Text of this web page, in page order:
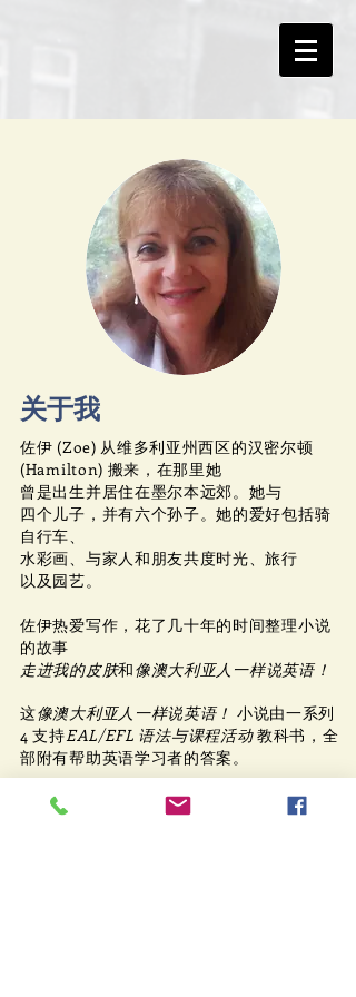
关于我
佐伊 (Zoe) 从维多利亚州西区的汉密尔顿
(Hamilton) 搬来，在那里她
曾是出生并居住在墨尔本远郊。她与
四个儿子， 并有六个孙子。她的爱好包括骑
自行车、
水彩画、与家人和朋友共度时光、旅行
以及园艺。
佐伊热爱写作，花了几十年的时间整理小说
的故事
走进我的皮肤和像澳大利亚人一样说英语！
这像澳大利亚人一样说英语！ 小说由一系列
4 支持EAL/EFL 语法与课程活动教科书，全
部附有帮助英语学习者的答案。
作为一名多年的语言老师，Zoe 热爱她的职
业，并且总是从她的学生身上学到很多东